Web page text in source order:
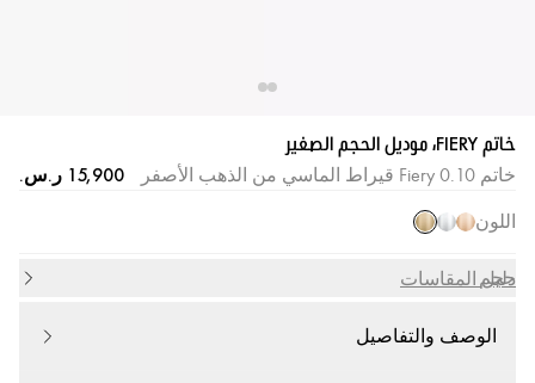
خاتم FIERY، موديل الحجم الصغير
خاتم Fiery 0.10 قيراط الماسي من الذهب الأصفر
اللون
دليل المقاسات
حجم
الوصف والتفاصيل